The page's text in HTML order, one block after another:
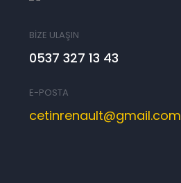
BİZE ULAŞIN
0537 327 13 43
E-POSTA
cetinrenault@gmail.com